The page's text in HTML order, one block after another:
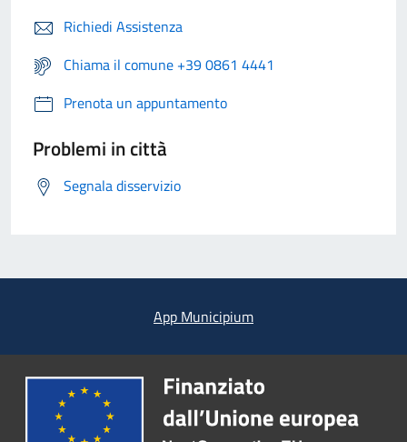
Richiedi Assistenza
Chiama il comune +39 0861 4441
Prenota un appuntamento
Problemi in città
Segnala disservizio
App Municipium